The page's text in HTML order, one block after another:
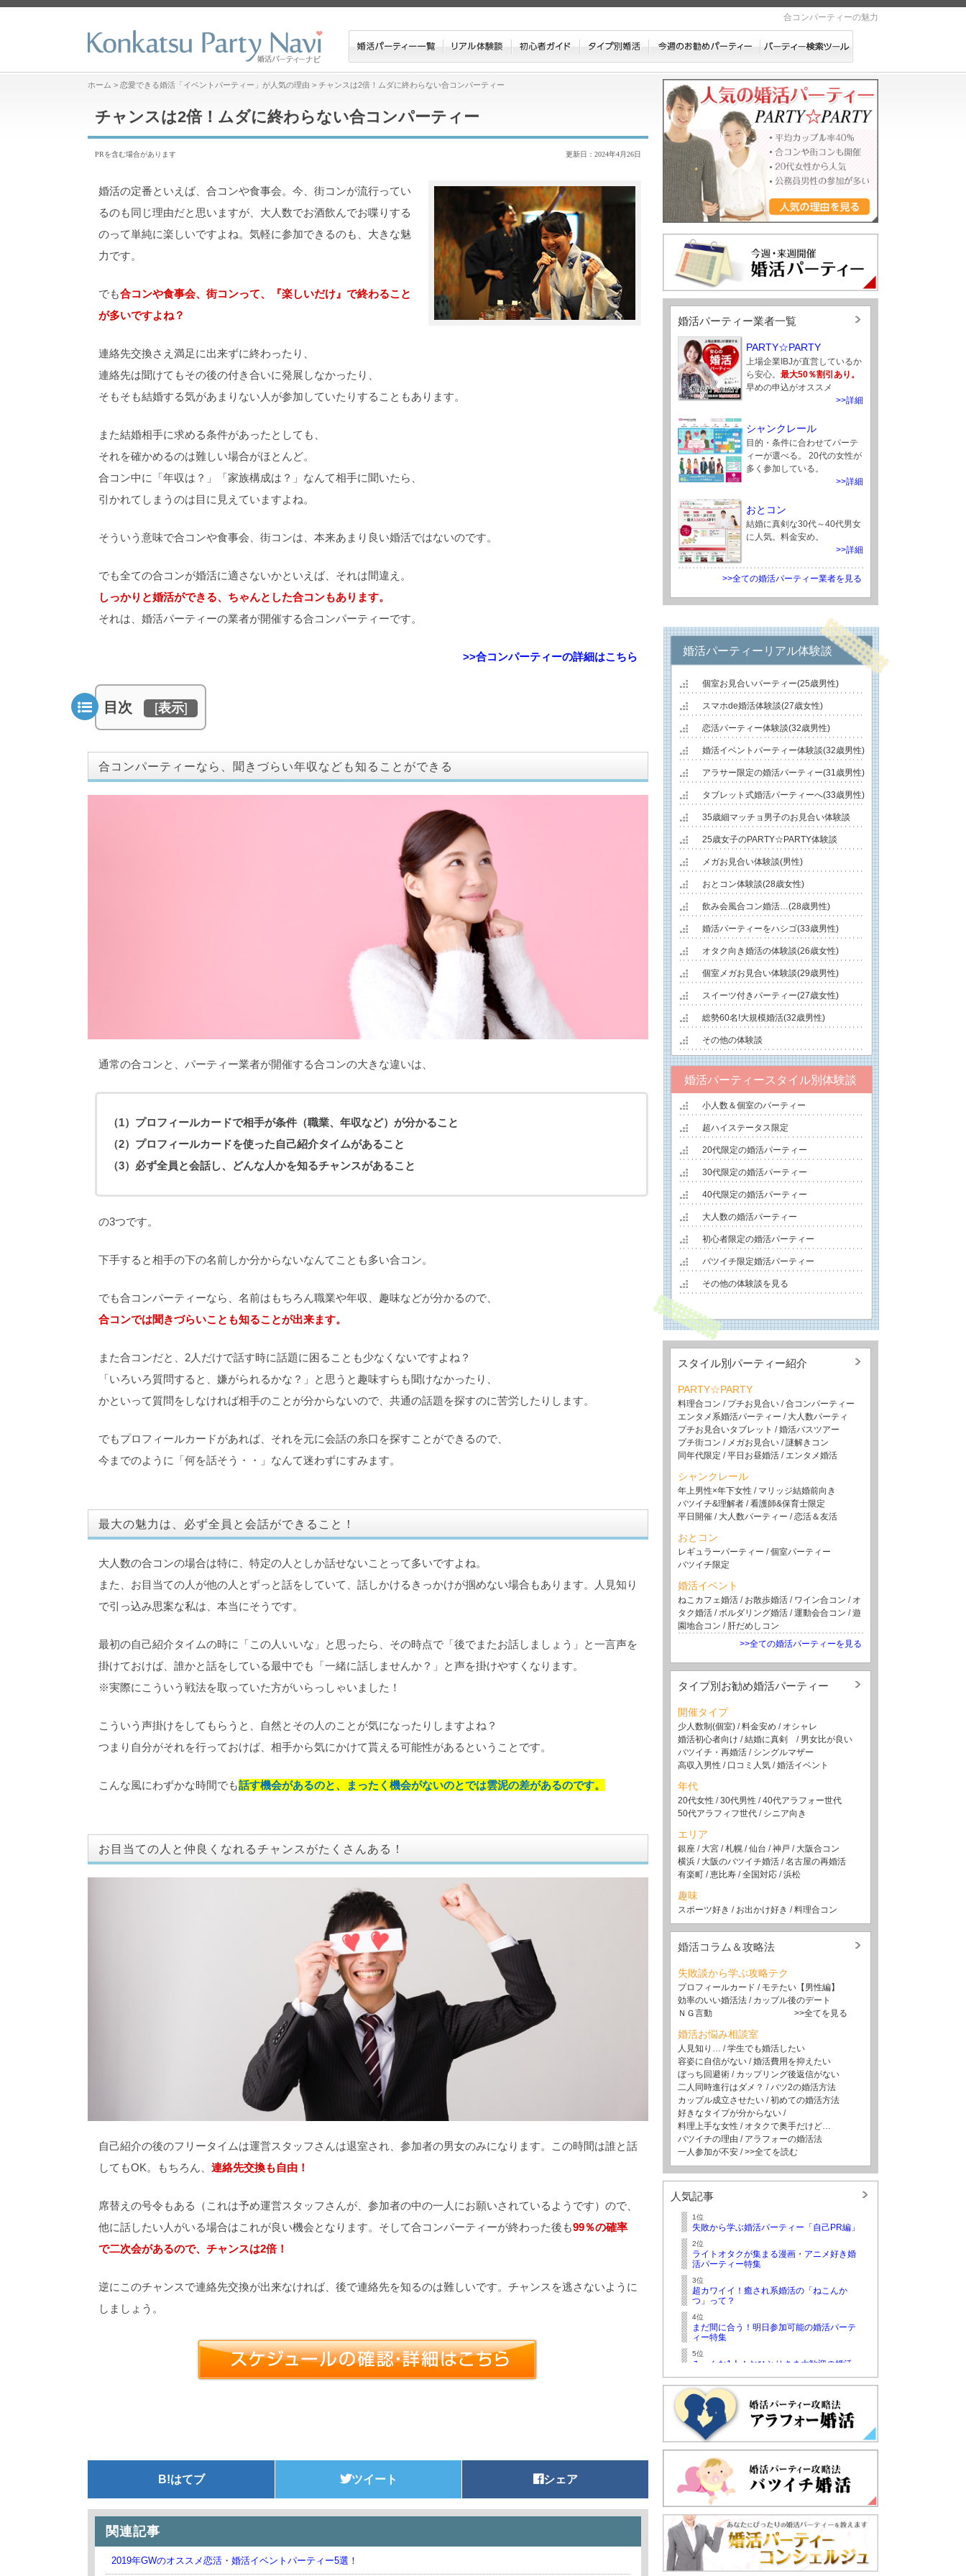
合コンパーティーの魅力
ホーム > 恋愛できる婚活「イベントパーティー」が人気の理由 > チャンスは2倍！ムダに終わらない合コンパーティー
チャンスは2倍！ムダに終わらない合コンパーティー
PRを含む場合があります 更新日：2024年4月26日
婚活の定番といえば、合コンや食事会。今、街コンが流行ってい
るのも同じ理由だと思いますが、大人数でお酒飲んでお喋りする
のって単純に楽しいですよね。気軽に参加できるのも、大きな魅
力です。
でも合コンや食事会、街コンって、『楽しいだけ』で終わること
が多いですよね？
連絡先交換さえ満足に出来ずに終わったり、
連絡先は聞けてもその後の付き合いに発展しなかったり、
そもそも結婚する気があまりない人が参加していたりすることもあります。
また結婚相手に求める条件があったとしても、
それを確かめるのは難しい場合がほとんど。
合コン中に「年収は？」「家族構成は？」なんて相手に聞いたら、
引かれてしまうのは目に見えていますよね。
そういう意味で合コンや食事会、街コンは、本来あまり良い婚活ではないのです。
でも全ての合コンが婚活に適さないかといえば、それは間違え。
しっかりと婚活ができる、ちゃんとした合コンもあります。
それは、婚活パーティーの業者が開催する合コンパーティーです。
>>合コンパーティーの詳細はこちら
目次 [表示]
合コンパーティーなら、聞きづらい年収なども知ることができる
通常の合コンと、パーティー業者が開催する合コンの大きな違いは、
（1）プロフィールカードで相手が条件（職業、年収など）が分かること
（2）プロフィールカードを使った自己紹介タイムがあること
（3）必ず全員と会話し、どんな人かを知るチャンスがあること
の3つです。
下手すると相手の下の名前しか分からないなんてことも多い合コン。
でも合コンパーティーなら、名前はもちろん職業や年収、趣味などが分かるので、
合コンでは聞きづらいことも知ることが出来ます。
また合コンだと、2人だけで話す時に話題に困ることも少なくないですよね？
「いろいろ質問すると、嫌がられるかな？」と思うと趣味すらも聞けなかったり、
かといって質問をしなければ相手のことが分からないので、共通の話題を探すのに苦労したりします。
でもプロフィールカードがあれば、それを元に会話の糸口を探すことができるので、
今までのように「何を話そう・・」なんて迷わずにすみます。
最大の魅力は、必ず全員と会話ができること！
大人数の合コンの場合は特に、特定の人としか話せないことって多いですよね。
また、お目当ての人が他の人とずっと話をしていて、話しかけるきっかけが掴めない場合もあります。人見知り
で引っ込み思案な私は、本当にそうです。
最初の自己紹介タイムの時に「この人いいな」と思ったら、その時点で「後でまたお話しましょう」と一言声を
掛けておけば、誰かと話をしている最中でも「一緒に話しませんか？」と声を掛けやすくなります。
※実際にこういう戦法を取っていた方がいらっしゃいました！
こういう声掛けをしてもらうと、自然とその人のことが気になったりしますよね？
つまり自分がそれを行っておけば、相手から気にかけて貰える可能性があるということです。
こんな風にわずかな時間でも話す機会があるのと、まったく機会がないのとでは雲泥の差があるのです。
お目当ての人と仲良くなれるチャンスがたくさんある！
自己紹介の後のフリータイムは運営スタッフさんは退室され、参加者の男女のみになります。この時間は誰と話
してもOK。もちろん、 連絡先交換も自由！
席替えの号令もある（これは予め運営スタッフさんが、参加者の中の一人にお願いされているようです）ので、
他に話したい人がいる場合はこれが良い機会となります。そして合コンパーティーが終わった後も99％の確率
で二次会があるので、チャンスは2倍！
逆にこのチャンスで連絡先交換が出来なければ、後で連絡先を知るのは難しいです。チャンスを逃さないように
しましょう。
B!はてブ ツイート シェア
関連記事
2019年GWのオススメ恋活・婚活イベントパーティー5選！
婚活パーティー業者一覧
PARTY☆PARTY
上場企業IBJが直営しているか
ら安心。最大50％割引あり。
早めの申込がオススメ
>>詳細
シャンクレール
目的・条件に合わせてパーテ
ィーが選べる。 20代の女性が
多く参加している。
>>詳細
おとコン
結婚に真剣な30代～40代男女
に人気。料金安め。
>>詳細
>>全ての婚活パーティー業者を見る
婚活パーティーリアル体験談
個室お見合いパーティー(25歳男性)
スマホde婚活体験談(27歳女性)
恋活パーティー体験談(32歳男性)
婚活イベントパーティー体験談(32歳男性)
アラサー限定の婚活パーティー(31歳男性)
タブレット式婚活パーティーへ(33歳男性)
35歳細マッチョ男子のお見合い体験談
25歳女子のPARTY☆PARTY体験談
メガお見合い体験談(男性)
おとコン体験談(28歳女性)
飲み会風合コン婚活…(28歳男性)
婚活パーティーをハシゴ(33歳男性)
オタク向き婚活の体験談(26歳女性)
個室メガお見合い体験談(29歳男性)
スイーツ付きパーティー(27歳女性)
総勢60名!大規模婚活(32歳男性)
その他の体験談
婚活パーティースタイル別体験談
小人数＆個室のパーティー
超ハイステータス限定
20代限定の婚活パーティー
30代限定の婚活パーティー
40代限定の婚活パーティー
大人数の婚活パーティー
初心者限定の婚活パーティー
バツイチ限定婚活パーティー
その他の体験談を見る
スタイル別パーティー紹介
PARTY☆PARTY
料理合コン / プチお見合い /合コンパーティー
エンタメ系婚活パーティー / 大人数パーティ
プチお見合いタブレット /婚活バスツアー
プチ街コン / メガお見合い /謎解きコン
同年代限定 /平日お昼婚活 / エンタメ婚活
シャンクレール
年上男性×年下女性 / マリッジ結婚前向き
バツイチ&理解者 /看護師&保育士限定
平日開催 / 大人数パーティー /恋活＆友活
おとコン
レギュラーパーティー /個室パーティー
バツイチ限定
婚活イベント
ねこカフェ婚活 / お散歩婚活 / ワイン合コン / オ
タク婚活 /ボルダリング婚活 /運動会合コン /遊
園地合コン / 肝だめしコン
>>全ての婚活パーティーを見る
タイプ別お勧め婚活パーティー
開催タイプ
少人数制(個室) /料金安め / オシャレ
婚活初心者向け /結婚に真剣 / 男女比が良い
バツイチ・再婚活 / シングルマザー
高収入男性 / 口コミ人気 /婚活イベント
年代
20代女性 /30代男性 /40代アラフォー世代
50代アラフィフ世代 / シニア向き
エリア
銀座 / 大宮 /札幌 /仙台 /神戸 / 大阪合コン
横浜 / 大阪のバツイチ婚活 /名古屋の再婚活
有楽町 /恵比寿 /全国対応 /浜松
趣味
スポーツ好き / お出かけ好き /料理合コン
婚活コラム＆攻略法
失敗談から学ぶ攻略テク
プロフィールカード / モテたい【男性編】
効率のいい婚活法 / カップル後のデート
ＮＧ言動
>>全てを見る
婚活お悩み相談室
人見知り… /学生でも婚活したい
容姿に自信がない /婚活費用を抑えたい
ぼっち回避術 / カップリング後返信がない
二人同時進行はダメ？ /バツ2の婚活方法
カップル成立させたい /初めての婚活方法
好きなタイプが分からない /
料理上手な女性 / オタクで奥手だけど…
バツイチの理由 / アラフォーの婚活法
一人参加が不安 />>全てを読む
人気記事
1位
失敗から学ぶ婚活パーティー「自己PR編」
2位
ライトオタクが集まる漫画・アニメ好き婚
活パーティー特集
3位
超カワイイ！癒され系婚活の「ねこんか
つ」って？
4位
まだ間に合う！明日参加可能の婚活パーテ
ィー特集
5位
みーんな1人！おひとりさま大歓迎の婚活